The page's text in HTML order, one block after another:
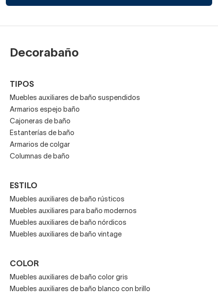
uñero.
El acabado: brillo, mate, madera natural…
En Decorabaño trabajamos con marcas líderes
comoCoycama,Bruntec
calidad certificada, variedad de colores y diseños
adaptados a las últimas tendencias en decoración de
Comprar armarios de baño para
colgar
Si estás buscandouna forma inteligente, elegante y
para baño es la solución perfecta. En Decorabaño
llevamos desde 2016 ayudando a miles de hogares a
transformar sus espacios con muebles de calidad, diseño
Decorabaño
TIPOS
Muebles auxiliares de baño suspendidos
Armarios espejo baño
Cajoneras de baño
Estanterías de baño
Armarios de colgar
Columnas de baño
ESTILO
Muebles auxiliares de baño rústicos
Muebles auxiliares para baño modernos
Muebles auxiliares de baño nórdicos
Muebles auxiliares de baño vintage
COLOR
Muebles auxiliares de baño color gris
Muebles auxiliares de baño blanco con brillo